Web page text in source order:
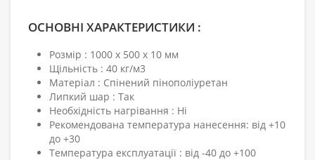
ОСНОВНІ ХАРАКТЕРИСТИКИ :
Розмір : 1000 х 500 х 10 мм
Щільність : 40 кг/м3
Матеріал : Спінений пінополіуретан
Липкий шар : Так
Необхідність нагрівання : Ні
Рекомендована температура нанесення: від +10
до +30
Температура експлуатації : від -40 до +100